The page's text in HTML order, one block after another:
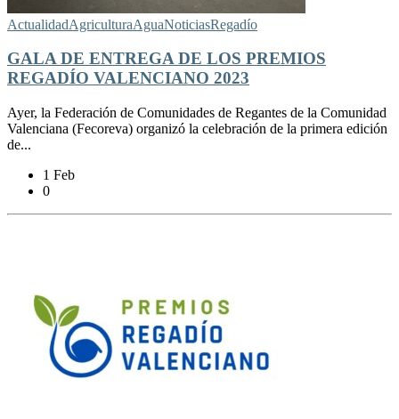
ActualidadAgriculturaAguaNoticiasRegadío
GALA DE ENTREGA DE LOS PREMIOS
REGADÍO VALENCIANO 2023
Ayer, la Federación de Comunidades de Regantes de la Comunidad
Valenciana (Fecoreva) organizó la celebración de la primera edición
de...
1 Feb
0